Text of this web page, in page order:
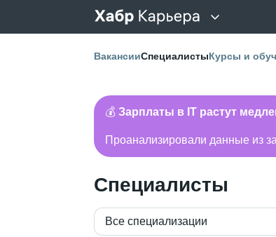
ВакансииСпециалистыКурсы и
💰 Зарплаты в IT растут
Проанализировали данные из
Специалисты
Все специализации